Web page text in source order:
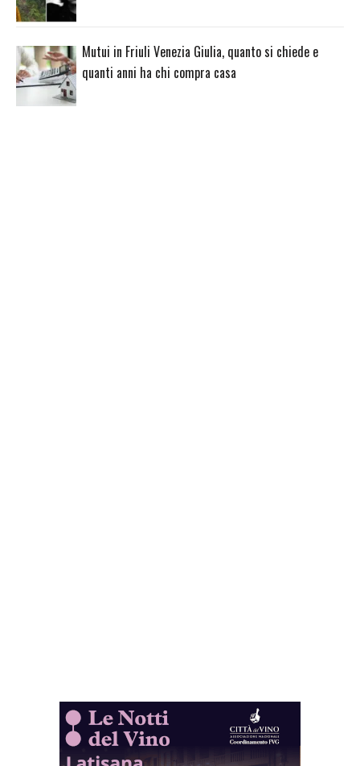
Mutui in Friuli Venezia Giulia, quanto si chiede e
quanti anni ha chi compra casa